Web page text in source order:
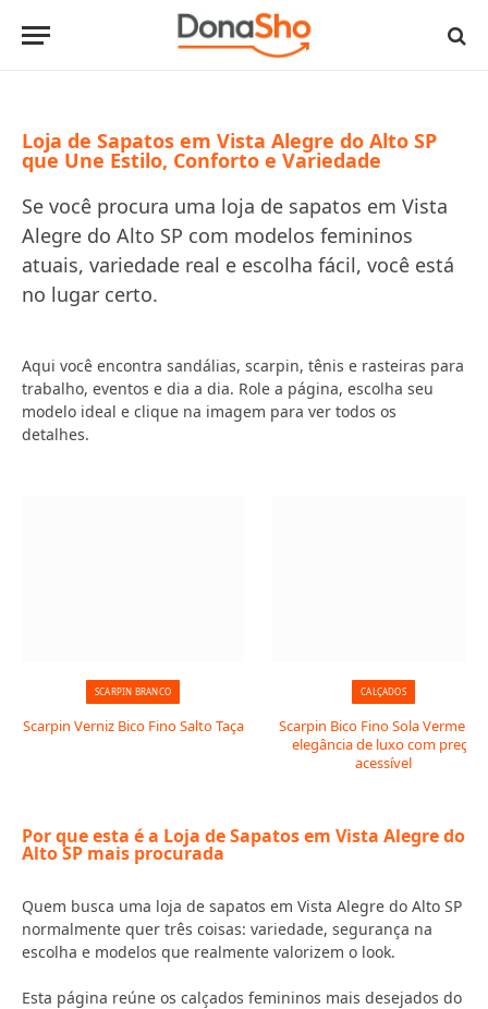
Loja de Sapatos em Vista Alegre do Alto SP
que Une Estilo, Conforto e Variedade
Se você procura uma loja de sapatos em Vista
Alegre do Alto SP com modelos femininos
atuais, variedade real e escolha fácil, você está
no lugar certo.
Aqui você encontra sandálias, scarpin, tênis e rasteiras para
trabalho, eventos e dia a dia. Role a página, escolha seu
modelo ideal e clique na imagem para ver todos os
detalhes.
SCARPIN BRANCO
Scarpin Verniz Bico Fino Salto Taça
CALÇADOS
Scarpin Bico Fino Sola Vermelha:
elegância de luxo com preço
acessível
Por que esta é a Loja de Sapatos em Vista Alegre do
Alto SP mais procurada
Quem busca uma loja de sapatos em Vista Alegre do Alto SP
normalmente quer três coisas: variedade, segurança na
escolha e modelos que realmente valorizem o look.
Esta página reúne os calçados femininos mais desejados do